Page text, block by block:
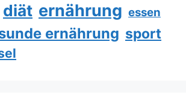
diät ernährung essen
ernährung sport